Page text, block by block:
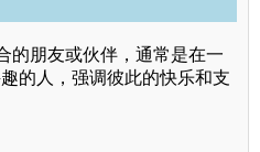
的朋友或伙伴，通常是在一
的人，强调彼此的快乐和支